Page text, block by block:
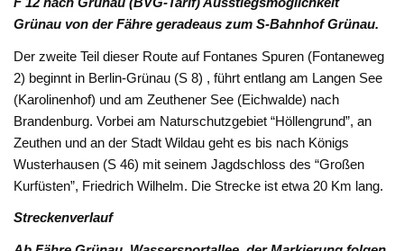
Grünau von der Fähre geradeaus zum S-Bahnhof Grünau.
Der zweite Teil dieser Route auf Fontanes Spuren (Fontaneweg
2) beginnt in Berlin-Grünau (S 8) , führt entlang am Langen See
(Karolinenhof) und am Zeuthener See (Eichwalde) nach
Brandenburg. Vorbei am Naturschutzgebiet “Höllengrund”, an
Zeuthen und an der Stadt Wildau geht es bis nach Königs
Wusterhausen (S 46) mit seinem Jagdschloss des “Großen
Kurfüsten”, Friedrich Wilhelm. Die Strecke ist etwa 20 Km lang.
Streckenverlauf